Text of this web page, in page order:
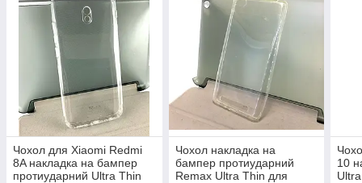
Чохол для Xiaomi Redmi
8A накладка на бампер
протиударний Ultra Thin
Чохол накладка на
бампер протиударний
Remax Ultra Thin для
10